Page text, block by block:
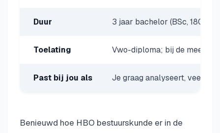
Duur 3 jaar bachelor (BSc, 180
Toelating Vwo-diploma; bij de meeste
Past bij jou als Je graag analyseert, veel
Benieuwd hoe HBO bestuurskunde er in de